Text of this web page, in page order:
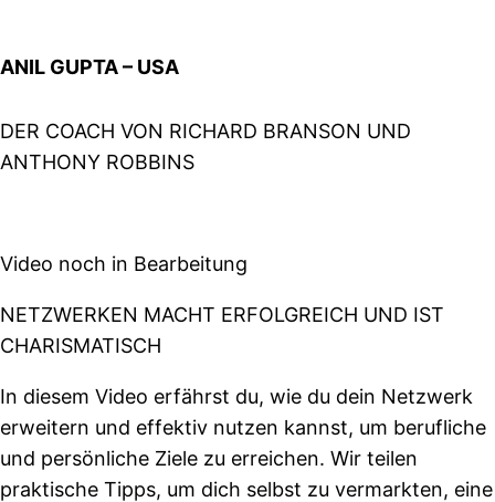
ANIL GUPTA – USA
DER COACH VON RICHARD BRANSON UND
ANTHONY ROBBINS
Video noch in Bearbeitung
NETZWERKEN MACHT ERFOLGREICH UND IST
CHARISMATISCH
In diesem Video erfährst du, wie du dein Netzwerk
erweitern und effektiv nutzen kannst, um berufliche
und persönliche Ziele zu erreichen. Wir teilen
praktische Tipps, um dich selbst zu vermarkten, eine